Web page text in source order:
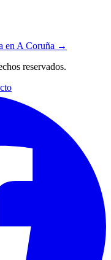
enA Coruña →
reservados.